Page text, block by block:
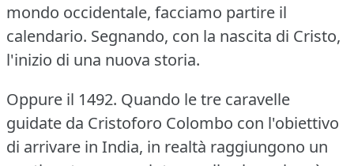
mondo occidentale, facciamo partire il
calendario. Segnando, con la nascita di Cristo,
l'inizio di una nuova storia.
Oppure il 1492. Quando le tre caravelle
guidate da Cristoforo Colombo con l'obiettivo
di arrivare in India, in realtà raggiungono un